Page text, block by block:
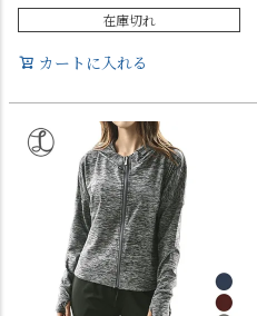
在庫切れ
カートに入れる